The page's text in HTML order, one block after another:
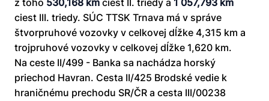
z toho 530,168 km ciest II. triedy a 1 057,793 km
ciest III. triedy. SÚC TTSK Trnava má v správe
štvorpruhové vozovky v celkovej dĺžke 4,315 km a
trojpruhové vozovky v celkovej dĺžke 1,620 km.
Na ceste II/499 - Banka sa nachádza horský
priechod Havran. Cesta II/425 Brodské vedie k
hraničnému prechodu SR/ČR a cesta III/00238